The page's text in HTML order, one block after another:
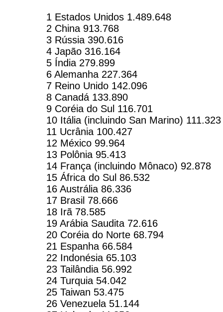
1 Estados Unidos 1.489.648
2 China 913.768
3 Rússia 390.616
4 Japão 316.164
5 Índia 279.899
6 Alemanha 227.364
7 Reino Unido 142.096
8 Canadá 133.890
9 Coréia do Sul 116.701
10 Itália (incluindo San Marino) 111.323
11 Ucrânia 100.427
12 México 99.964
13 Polônia 95.413
14 França (incluindo Mônaco) 92.878
15 África do Sul 86.532
16 Austrália 86.336
17 Brasil 78.666
18 Irã 78.585
19 Arábia Saudita 72.616
20 Coréia do Norte 68.794
21 Espanha 66.584
22 Indonésia 65.103
23 Tailândia 56.992
24 Turquia 54.042
25 Taiwan 53.475
26 Venezuela 51.144